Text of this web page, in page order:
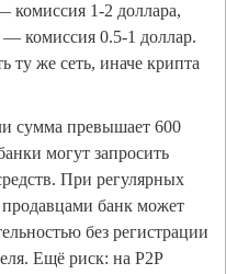
комиссия 1-2 доллара,
комиссия 0.5-1 доллар.
ту же сеть, иначе крипта
сумма превышает 600
могут запросить
При регулярных
банк может
без регистрации
Ещё риск: на P2P